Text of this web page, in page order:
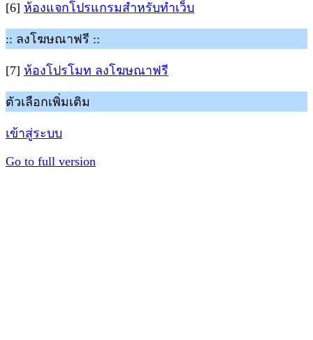
[6] ห้องแจกโปรแกรมสำหรับทำเว็บ
:: ลงโฆษณาฟรี ::
[7] ห้องโปรโมท ลงโฆษณาฟรี
ตัวเลือกเพิ่มเติม
เข้าสู่ระบบ
Go to full version